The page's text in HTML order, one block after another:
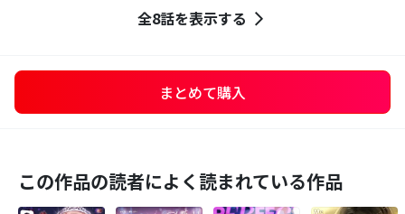
全8話を表示する
まとめて購入
この作品の読者によく読まれている作品